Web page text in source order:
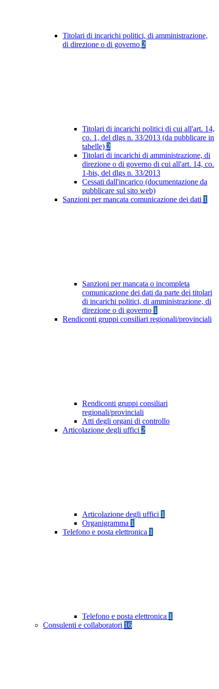
Titolari di incarichi politici, di amministrazione,
di direzione o di governo 2
Titolari di incarichi politici di cui all'art. 14,
co. 1, del dlgs n. 33/2013 (da pubblicare in
tabelle) 2
Titolari di incarichi di amministrazione, di
direzione o di governo di cui all'art. 14, co.
1-bis, del dlgs n. 33/2013
Cessati dall'incarico (documentazione da
pubblicare sul sito web)
Sanzioni per mancata comunicazione dei dati 1
Sanzioni per mancata o incompleta
comunicazione dei dati da parte dei titolari
di incarichi politici, di amministrazione, di
direzione o di governo 1
Rendiconti gruppi consiliari regionali/provinciali
Rendiconti gruppi consiliari
regionali/provinciali
Atti degli organi di controllo
Articolazione degli uffici 2
Articolazione degli uffici 1
Organigramma 1
Telefono e posta elettronica 1
Telefono e posta elettronica 1
Consulenti e collaboratori 16